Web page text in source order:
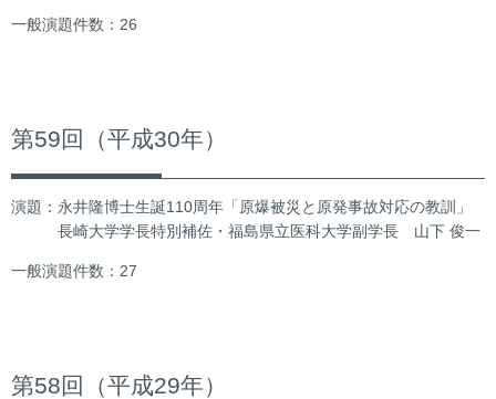
一般演題件数：26
第59回（平成30年）
演題：永井隆博士生誕110周年「原爆被災と原発事故対応の教訓」
長崎大学学長特別補佐・福島県立医科大学副学長 山下 俊一
一般演題件数：27
第58回（平成29年）